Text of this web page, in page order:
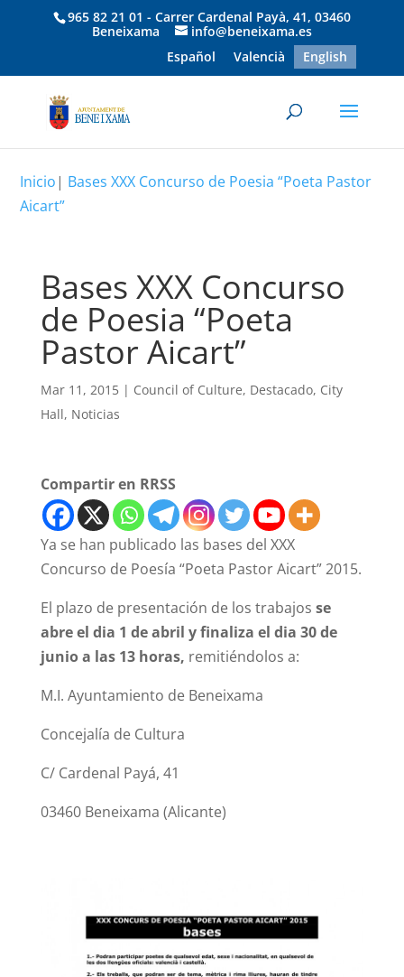
965 82 21 01 - Carrer Cardenal Payà, 41, 03460
Beneixama
info@beneixama.es
Español
Valencià English
Inicio| Bases XXX Concurso de Poesia “Poeta Pastor
Aicart”
Bases XXX Concurso
de Poesia “Poeta
Pastor Aicart”
Mar 11, 2015| Council of Culture, Destacado, City
Hall, Noticias
Compartir en RRSS
Ya se han publicado las bases del XXX
Concurso de Poesía “Poeta Pastor Aicart” 2015.
El plazo de presentación de los trabajos se
abre el dia 1 de abril y finaliza el dia 30 de
junio a las 13 horas, remitiéndolos a:
M.I. Ayuntamiento de Beneixama
Concejalía de Cultura
C/ Cardenal Payá, 41
03460 Beneixama (Alicante)